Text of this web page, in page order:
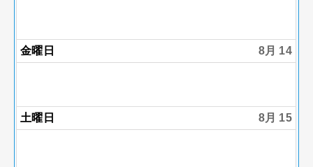
金曜日 8月 14
土曜日 8月 15